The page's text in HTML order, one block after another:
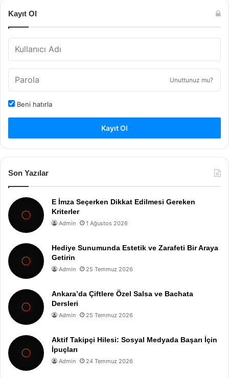
Kayıt Ol
Unuttunuz mu?
Beni hatırla
Kayıt Ol
Son Yazılar
E İmza Seçerken Dikkat Edilmesi Gereken
Kriterler
Admin 1 Ağustos 2026
Hediye Sunumunda Estetik ve Zarafeti Bir Araya
Getirin
Admin 25 Temmuz 2026
Ankara’da Çiftlere Özel Salsa ve Bachata
Dersleri
Admin 25 Temmuz 2026
Aktif Takipçi Hilesi: Sosyal Medyada Başarı İçin
İpuçları
Admin 24 Temmuz 2026